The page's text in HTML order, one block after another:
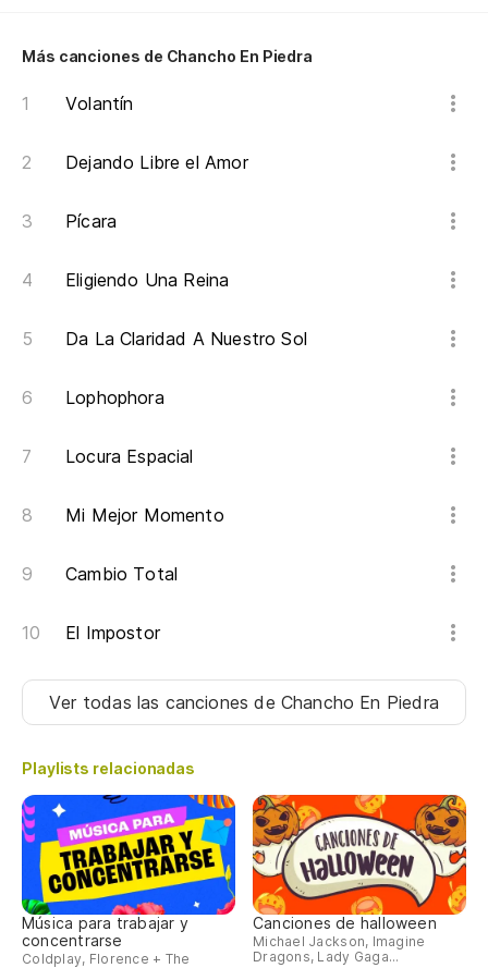
Más canciones de Chancho En Piedra
Volantín
Dejando Libre el Amor
Pícara
Eligiendo Una Reina
Da La Claridad A Nuestro Sol
Lophophora
Locura Espacial
Mi Mejor Momento
Cambio Total
El Impostor
Ver todas las cancionesde Chancho En Piedra
Playlists relacionadas
Música para trabajar y
concentrarse
Coldplay, Florence + The
Canciones de halloween
Michael Jackson, Imagine
Dragons, Lady Gaga...